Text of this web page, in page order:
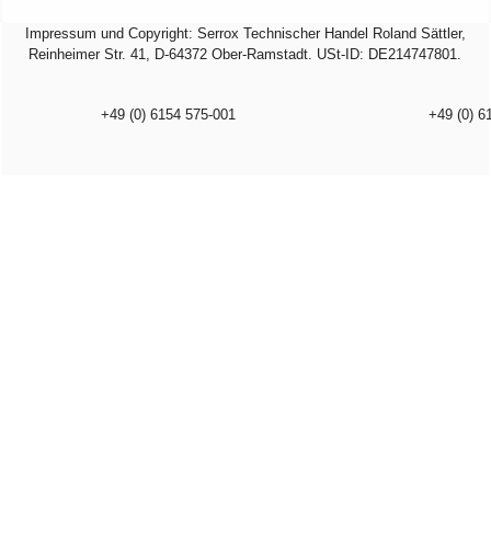
Impressum und Copyright: Serrox Technischer Handel Roland Sättler,
Reinheimer Str. 41, D-64372 Ober-Ramstadt. USt-ID: DE214747801.
+49 (0) 6154 575-001 +49 (0)